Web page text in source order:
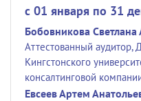
c 01 января по 31
Бобовникова
Аттестованный
Кингстонского
консалтинговой
Евсеев Артем